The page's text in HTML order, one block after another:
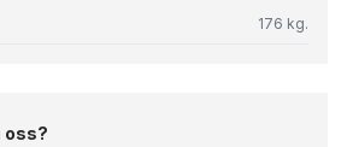
176 kg.
oss?